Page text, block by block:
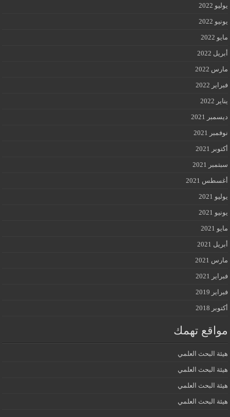
يوليو 2022
يونيو 2022
مايو 2022
أبريل 2022
مارس 2022
فبراير 2022
يناير 2022
ديسمبر 2021
نوفمبر 2021
أكتوبر 2021
سبتمبر 2021
أغسطس 2021
يوليو 2021
يونيو 2021
مايو 2021
أبريل 2021
مارس 2021
فبراير 2021
فبراير 2019
أكتوبر 2018
مواقع تهمك
هيئة البحث العلمي
هيئة البحث العلمي
هيئة البحث العلمي
هيئة البحث العلمي